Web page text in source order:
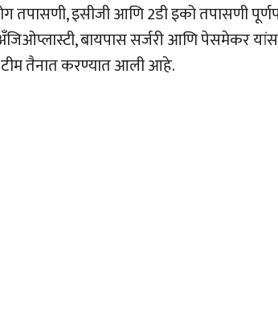
तपासणी, इसीजी आणि 2डी इको तपासणी
बायपास सर्जरी आणि पेसमेकर
तैनात करण्यात आली आहे.